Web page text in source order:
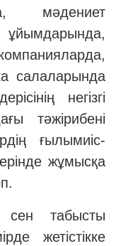
мәдениет
салаларында
негізгі
тәжірибені
ғылымиіс-
жұмысқа
сен табысты
жетістікке